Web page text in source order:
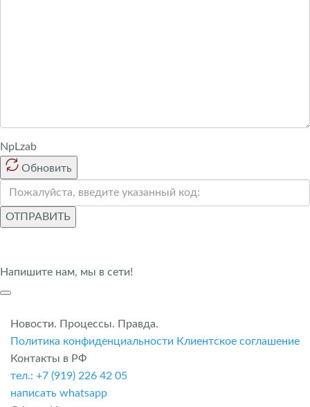
NpLzab
Обновить
ОТПРАВИТЬ
Напишите нам, мы в сети!
Новости. Процессы. Правда.
Политика конфиденциальности Клиентское соглашение
Контакты в РФ
тел.: +7 (919) 226 42 05
написать whatsapp